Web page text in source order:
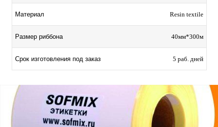
Материал Resin textile
Размер риббона 40мм*300м
Срок изготовления под заказ 5 раб. дней